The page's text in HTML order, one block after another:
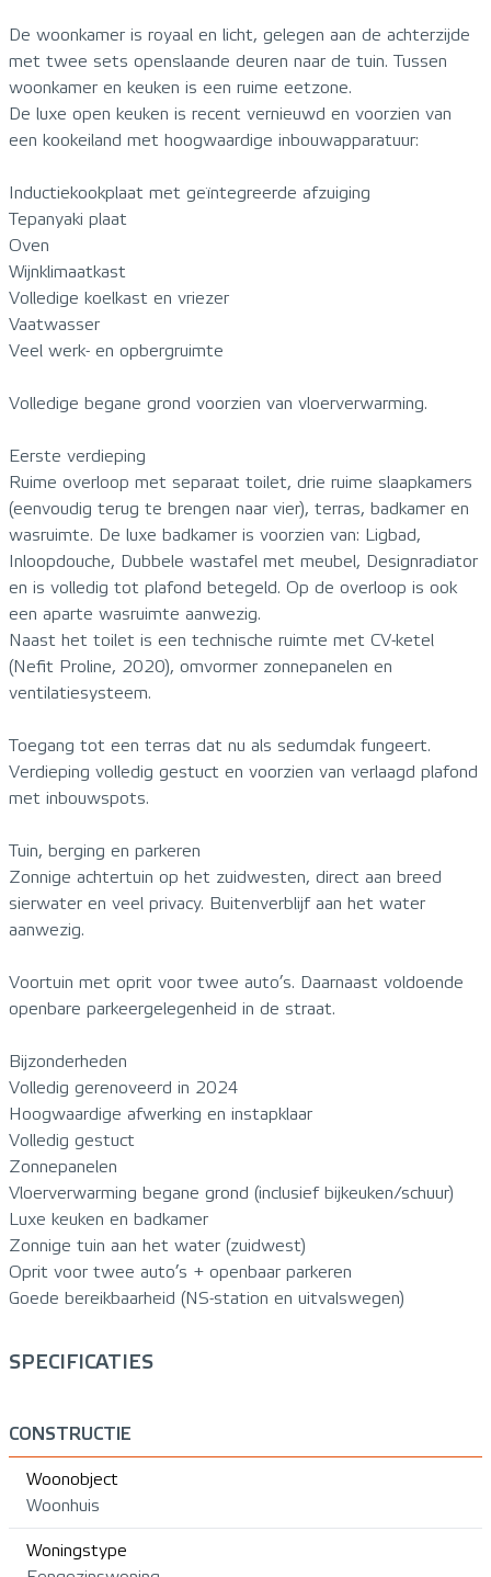
De woonkamer is royaal en licht, gelegen aan de achterzijde
met twee sets openslaande deuren naar de tuin. Tussen
woonkamer en keuken is een ruime eetzone.
De luxe open keuken is recent vernieuwd en voorzien van
een kookeiland met hoogwaardige inbouwapparatuur:
Inductiekookplaat met geïntegreerde afzuiging
Tepanyaki plaat
Oven
Wijnklimaatkast
Volledige koelkast en vriezer
Vaatwasser
Veel werk- en opbergruimte
Volledige begane grond voorzien van vloerverwarming.
Eerste verdieping
Ruime overloop met separaat toilet, drie ruime slaapkamers
(eenvoudig terug te brengen naar vier), terras, badkamer en
wasruimte. De luxe badkamer is voorzien van: Ligbad,
Inloopdouche, Dubbele wastafel met meubel, Designradiator
en is volledig tot plafond betegeld. Op de overloop is ook
een aparte wasruimte aanwezig.
Naast het toilet is een technische ruimte met CV-ketel
(Nefit Proline, 2020), omvormer zonnepanelen en
ventilatiesysteem.
Toegang tot een terras dat nu als sedumdak fungeert.
Verdieping volledig gestuct en voorzien van verlaagd plafond
met inbouwspots.
Tuin, berging en parkeren
Zonnige achtertuin op het zuidwesten, direct aan breed
sierwater en veel privacy. Buitenverblijf aan het water
aanwezig.
Voortuin met oprit voor twee auto’s. Daarnaast voldoende
openbare parkeergelegenheid in de straat.
Bijzonderheden
Volledig gerenoveerd in 2024
Hoogwaardige afwerking en instapklaar
Volledig gestuct
Zonnepanelen
Vloerverwarming begane grond (inclusief bijkeuken/schuur)
Luxe keuken en badkamer
Zonnige tuin aan het water (zuidwest)
Oprit voor twee auto’s + openbaar parkeren
Goede bereikbaarheid (NS-station en uitvalswegen)
SPECIFICATIES
CONSTRUCTIE
Woonobject
Woonhuis
Woningstype